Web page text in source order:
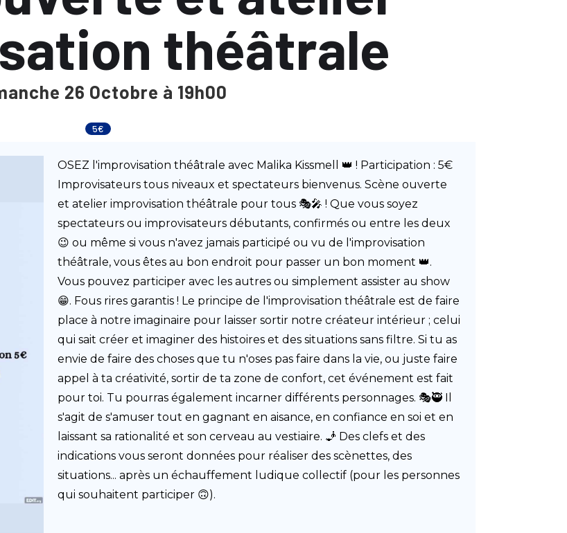
théâtrale
26 Octobre à 19h00
5€
OSEZ l'improvisation théâtrale avec Malika Kissmell 👑 ! Participation : 5€
Improvisateurs tous niveaux et spectateurs bienvenus. Scène ouverte
et atelier improvisation théâtrale pour tous 🎭🎤 ! Que vous soyez
spectateurs ou improvisateurs débutants, confirmés ou entre les deux
😉 ou même si vous n'avez jamais participé ou vu de l'improvisation
théâtrale, vous êtes au bon endroit pour passer un bon moment 👑.
Vous pouvez participer avec les autres ou simplement assister au show
😁. Fous rires garantis ! Le principe de l'improvisation théâtrale est de faire
place à notre imaginaire pour laisser sortir notre créateur intérieur ; celui
qui sait créer et imaginer des histoires et des situations sans filtre. Si tu as
envie de faire des choses que tu n'oses pas faire dans la vie, ou juste faire
appel à ta créativité, sortir de ta zone de confort, cet événement est fait
pour toi. Tu pourras également incarner différents personnages. 🎭🥷 Il
s'agit de s'amuser tout en gagnant en aisance, en confiance en soi et en
laissant sa rationalité et son cerveau au vestiaire. 🧞 Des clefs et des
indications vous seront données pour réaliser des scènettes, des
situations... après un échauffement ludique collectif (pour les personnes
qui souhaitent participer 🙃).